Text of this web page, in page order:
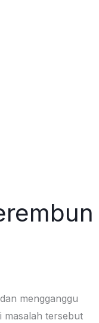
mengganggu
masalah tersebut